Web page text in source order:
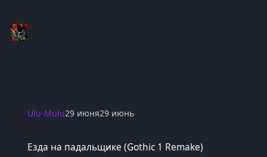
Ulu-Mulu29 июня29 июнь
Езда на падальщике (Gothic 1 Remake)